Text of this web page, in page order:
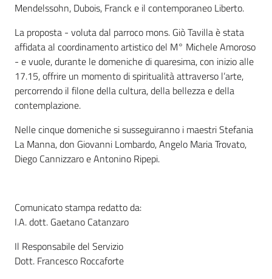
Mendelssohn, Dubois, Franck e il contemporaneo Liberto.
La proposta - voluta dal parroco mons. Giò Tavilla è stata
affidata al coordinamento artistico del M° Michele Amoroso
- e vuole, durante le domeniche di quaresima, con inizio alle
17.15, offrire un momento di spiritualità attraverso l’arte,
percorrendo il filone della cultura, della bellezza e della
contemplazione.
Nelle cinque domeniche si susseguiranno i maestri Stefania
La Manna, don Giovanni Lombardo, Angelo Maria Trovato,
Diego Cannizzaro e Antonino Ripepi.
Comunicato stampa redatto da:
I.A. dott. Gaetano Catanzaro
Il Responsabile del Servizio
Dott. Francesco Roccaforte